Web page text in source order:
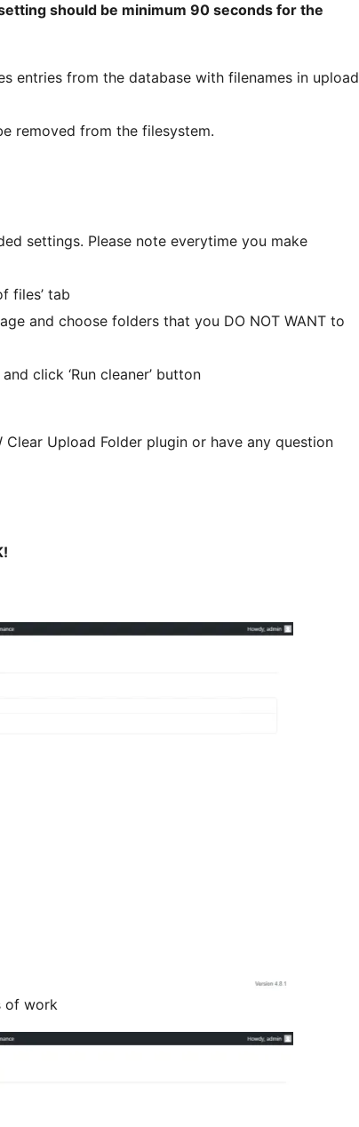
should be minimum 90 seconds for the
entries from the database with filenames in upload
removed from the filesystem.
settings. Please note everytime you make
files’ tab
and choose folders that you DO NOT WANT to
click ‘Run cleaner’ button
Upload Folder plugin or have any question
of work